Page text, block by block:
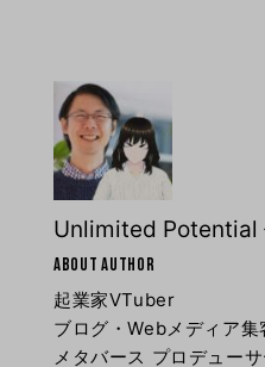
Unlimited Potential
ABOUT AUTHOR
起業家VTuber
ブログ・Webメディア集
メタバース プロデュー